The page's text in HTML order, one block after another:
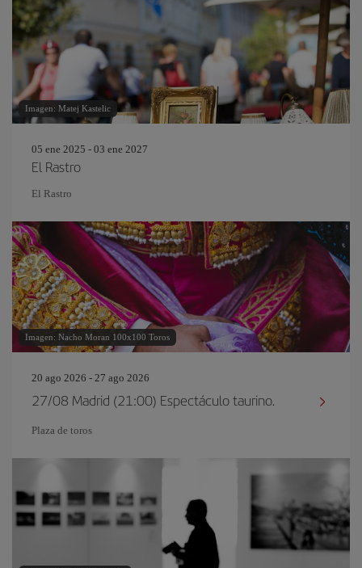
Imagen: Matej Kastelic
05 ene 2025 - 03 ene 2027
El Rastro
El Rastro
Imagen: Nacho Moran 100x100 Toros
20 ago 2026 - 27 ago 2026
27/08 Madrid (21:00) Espectáculo taurino.
Plaza de toros